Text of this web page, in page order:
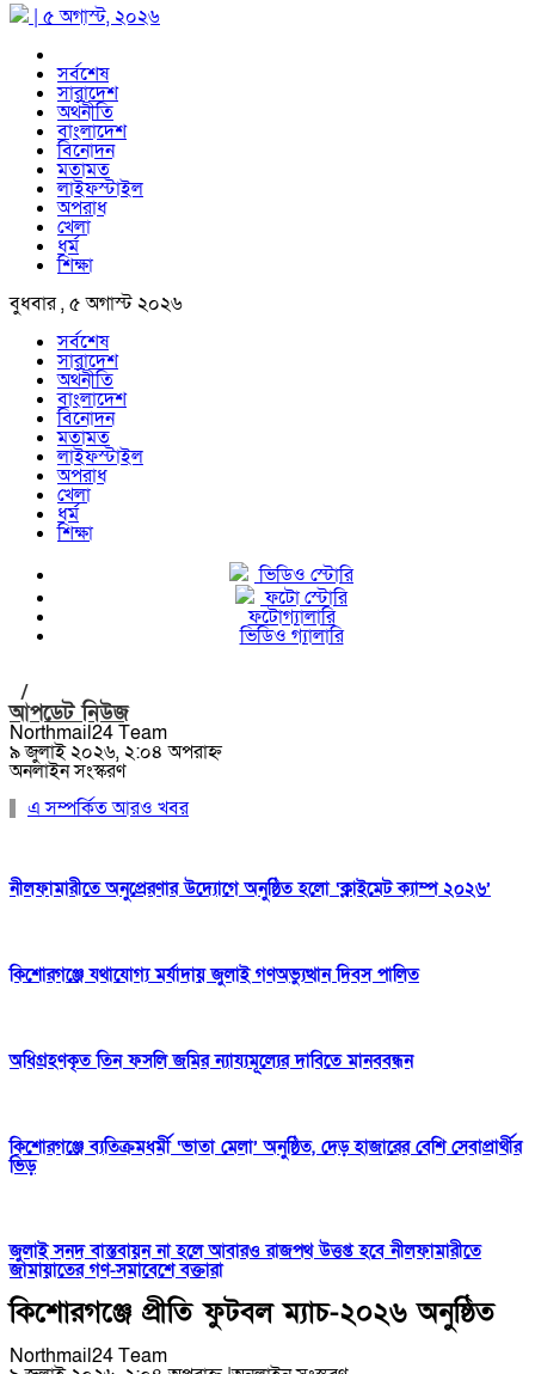
| ৫ অগাস্ট, ২০২৬
সর্বশেষ
সারাদেশ
অর্থনীতি
বাংলাদেশ
বিনোদন
মতামত
লাইফস্টাইল
অপরাধ
খেলা
ধর্ম
শিক্ষা
বুধবার , ৫ অগাস্ট ২০২৬
সর্বশেষ
সারাদেশ
অর্থনীতি
বাংলাদেশ
বিনোদন
মতামত
লাইফস্টাইল
অপরাধ
খেলা
ধর্ম
শিক্ষা
ভিডিও স্টোরি
ফটো স্টোরি
ফটোগ্যালারি
ভিডিও গ্যালারি
/
আপডেট নিউজ
Northmail24 Team
৯ জুলাই ২০২৬, ২:০৪ অপরাহ্ন
অনলাইন সংস্করণ
এ সম্পর্কিত আরও খবর
নীলফামারীতে অনুপ্রেরণার উদ্যোগে অনুষ্ঠিত হলো ‘ক্লাইমেট ক্যাম্প ২০২৬’
কিশোরগঞ্জে যথাযোগ্য মর্যাদায় জুলাই গণঅভ্যুত্থান দিবস পালিত
অধিগ্রহণকৃত তিন ফসলি জমির ন্যায্যমূল্যের দাবিতে মানববন্ধন
কিশোরগঞ্জে ব্যতিক্রমধর্মী ‘ভাতা মেলা’ অনুষ্ঠিত, দেড় হাজারের বেশি সেবাপ্রার্থীর
ভিড়
জুলাই সনদ বাস্তবায়ন না হলে আবারও রাজপথ উত্তপ্ত হবে নীলফামারীতে
জামায়াতের গণ-সমাবেশে বক্তারা
কিশোরগঞ্জে প্রীতি ফুটবল ম্যাচ-২০২৬ অনুষ্ঠিত
Northmail24 Team